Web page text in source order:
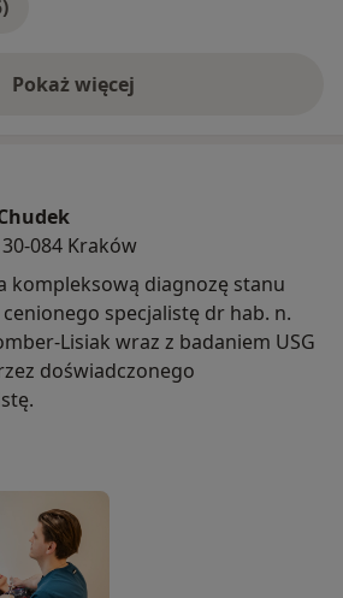
Pokaż więcejo doświadczeniu
084 Kraków
kompleksową diagnozę stanu
specjalistę dr hab. n.
z badaniem USG
doświadczonego